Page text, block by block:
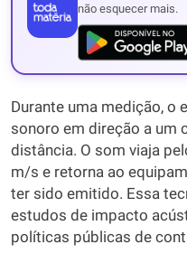
não esquecer mais.
Durante uma medição, o
sonoro em direção a um
distância. O som viaja
m/s e retorna ao
ter sido emitido. Essa
estudos de impacto
políticas públicas de